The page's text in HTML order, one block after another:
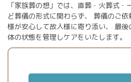
「家族葬の想」では、直葬・火葬式
ど葬儀の形式に関わらず、
葬儀のご
様が安心して故人様に寄り添い、
最後
体の状態を管理しケアをいたします。